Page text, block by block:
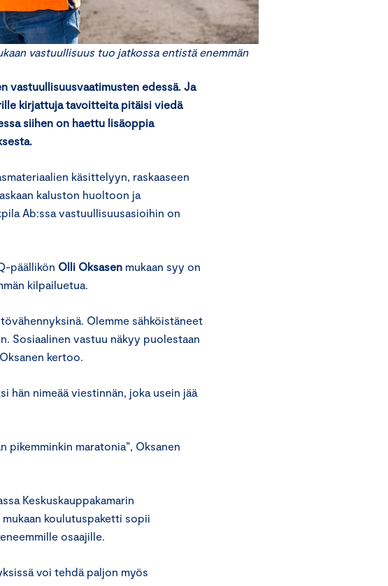
vastuullisuus tuo jatkossa entistä enemmän
vastuullisuusvaatimusten edessä. Ja
kirjattuja tavoitteita pitäisi viedä
siihen on haettu lisäoppia
käsittelyyn, raskaaseen
kaluston huoltoon ja
Ab:ssa vastuullisuusasioihin on
päällikön Olli Oksasen mukaan syy on
kilpailuetua.
Olemme sähköistäneet
Sosiaalinen vastuu näkyy puolestaan
kertoo.
hän nimeää viestinnän, joka usein jää
pikemminkin maratonia”, Oksanen
Keskuskauppakamarin
koulutuspaketti sopii
osaajille.
voi tehdä paljon myös